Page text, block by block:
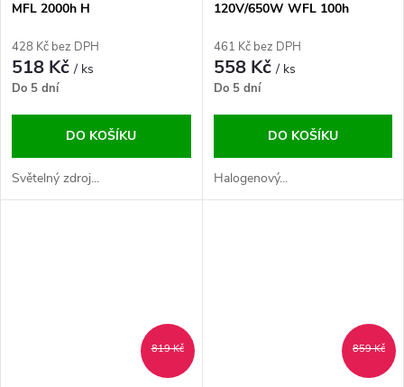
MFL 2000h H
428 Kč bez DPH
518 Kč/ ks
Do 5 dní
DO KOŠÍKU
Světelný zdroj...
120V/650W WFL 100h
461 Kč bez DPH
558 Kč/ ks
Do 5 dní
DO KOŠÍKU
Halogenový...
819 Kč 859 Kč